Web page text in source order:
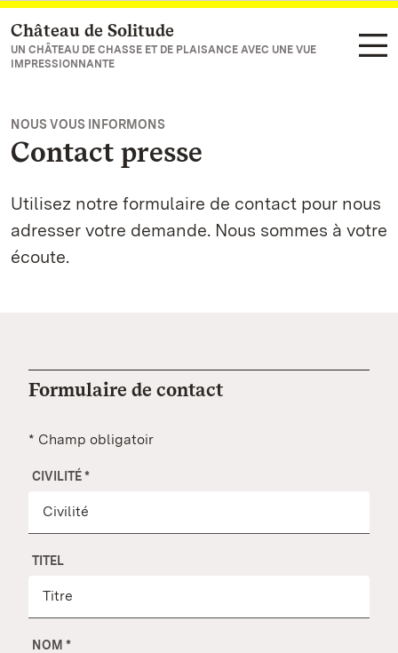
Vers la page d’accueil
Château de Solitude
UN CHÂTEAU DE CHASSE ET DE PLAISANCE AVEC UNE VUE
IMPRESSIONNANTE
NOUS VOUS INFORMONS
Contact presse
Utilisez notre formulaire de contact pour nous
adresser votre demande. Nous sommes à votre
écoute.
Formulaire de contact
* Champ obligatoir
CIVILITÉ*
TITEL
NOM *